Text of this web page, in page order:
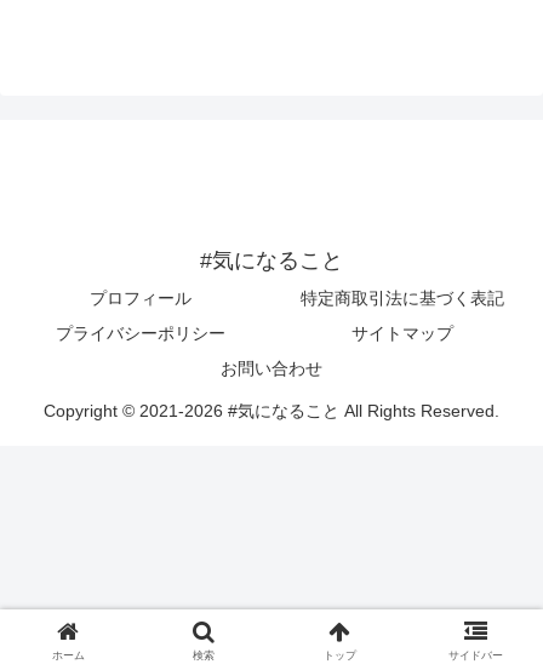
#気になること
プロフィール
特定商取引法に基づく表記
プライバシーポリシー
サイトマップ
お問い合わせ
Copyright © 2021-2026 #気になること All Rights Reserved.
ホーム 検索 トップ サイドバー